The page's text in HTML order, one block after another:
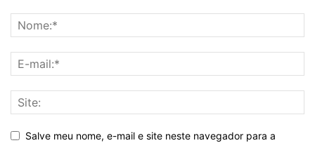
Salve meu nome, e-mail e site neste navegador para a